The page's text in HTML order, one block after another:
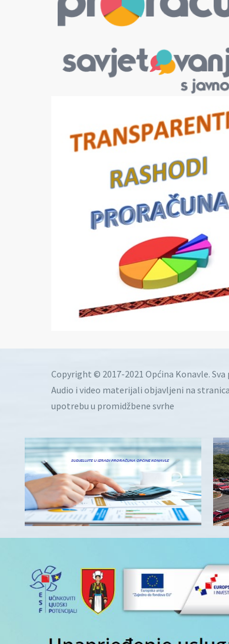
Copyright © 2017-2021 Općina Konavle. Sva
Audio i video materijali objavljeni na
upotrebu u promidžbene svrhe